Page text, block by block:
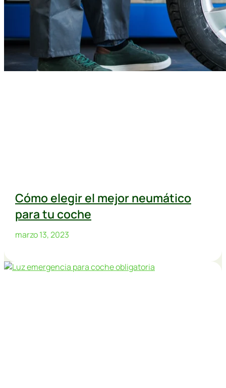
Cómo elegir el mejor neumático
para tu coche
marzo 13, 2023